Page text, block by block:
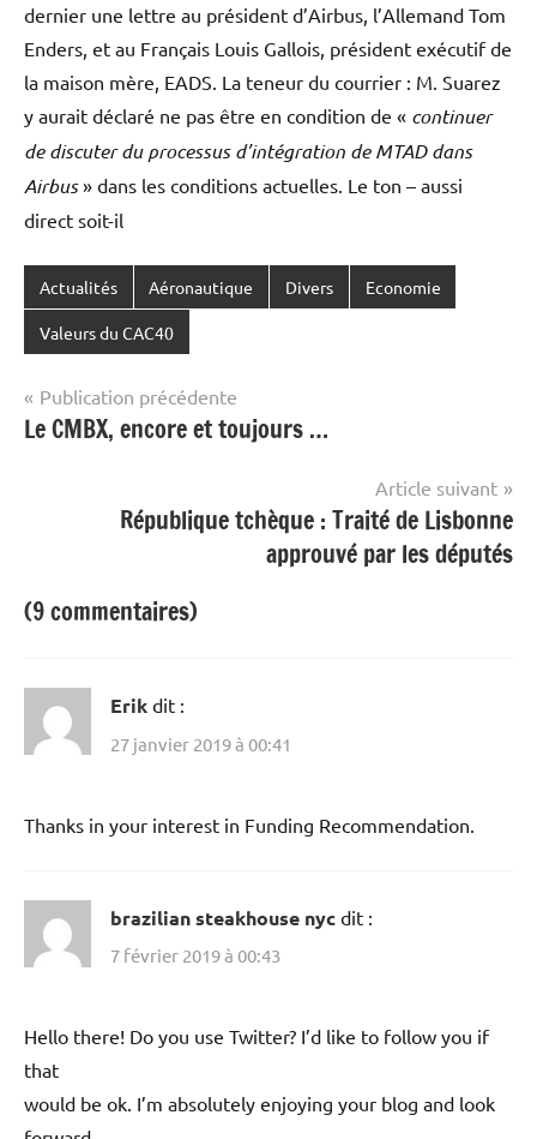
dernier une lettre au président d’Airbus, l’Allemand Tom
Enders, et au Français Louis Gallois, président exécutif de
la maison mère, EADS. La teneur du courrier : M. Suarez
y aurait déclaré ne pas être en condition de « continuer
de discuter du processus d’intégration de MTAD dans
Airbus» dans les conditions actuelles. Le ton – aussi
direct soit-il
Actualités Aéronautique Divers Economie
Valeurs du CAC40
Navigation
de
Publication précédente
Le CMBX, encore et toujours …
Article suivant
République tchèque : Traité de Lisbonne
approuvé par les députés
(9 commentaires)
Erik dit :
27 janvier 2019 à 00:41
Thanks in your interest in Funding Recommendation.
brazilian steakhouse nyc dit :
7 février 2019 à 00:43
Hello there! Do you use Twitter? I’d like to follow you if
that
would be ok. I’m absolutely enjoying your blog and look